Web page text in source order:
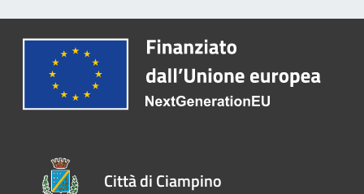
Città di Ciampino